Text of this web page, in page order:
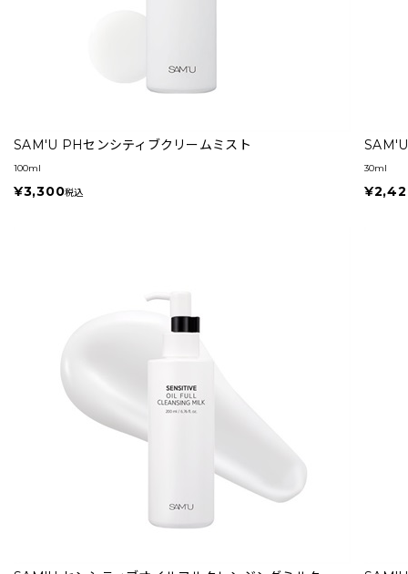
SAM'U PHセンシティブクリームミスト
100ml
¥3,300税込
30ml